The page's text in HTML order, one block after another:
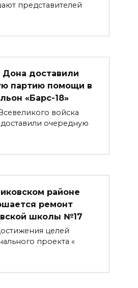
представителей
Дона доставили
партию помощи в
«Барс-18»
войска
очередную
районе
ремонт
школы №17
целей
проекта «